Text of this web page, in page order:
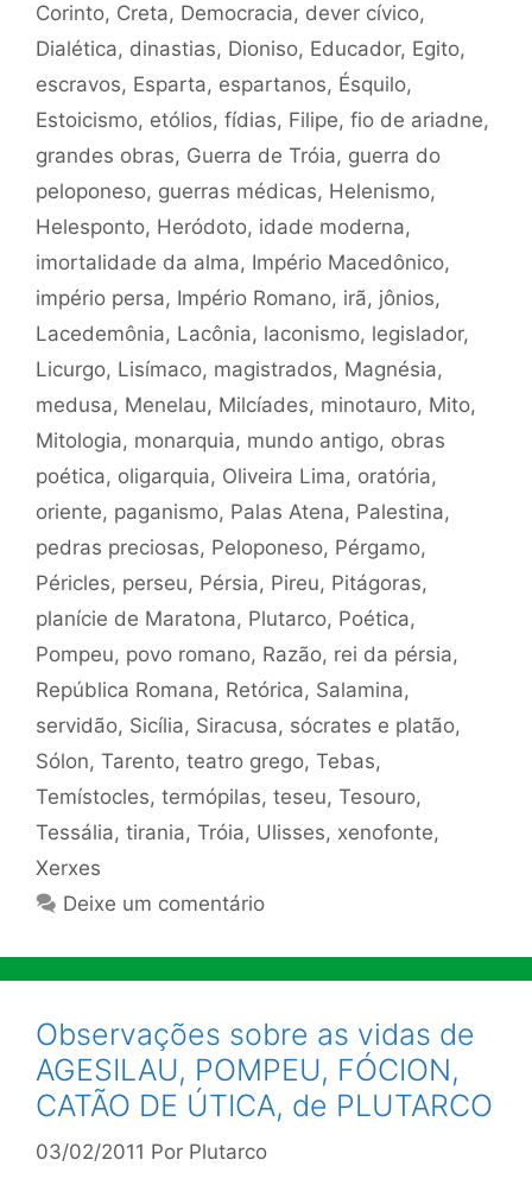
Corinto, Creta, Democracia, dever cívico,
Dialética, dinastias, Dioniso, Educador, Egito,
escravos, Esparta, espartanos, Ésquilo,
Estoicismo, etólios, fídias, Filipe, fio de ariadne,
grandes obras, Guerra de Tróia, guerra do
peloponeso, guerras médicas, Helenismo,
Helesponto, Heródoto, idade moderna,
imortalidade da alma, Império Macedônico,
império persa, Império Romano, irã, jônios,
Lacedemônia, Lacônia, laconismo, legislador,
Licurgo, Lisímaco, magistrados, Magnésia,
medusa, Menelau, Milcíades, minotauro, Mito,
Mitologia, monarquia, mundo antigo, obras
poética, oligarquia, Oliveira Lima, oratória,
oriente, paganismo, Palas Atena, Palestina,
pedras preciosas, Peloponeso, Pérgamo,
Péricles, perseu, Pérsia, Pireu, Pitágoras,
planície de Maratona, Plutarco, Poética,
Pompeu, povo romano, Razão, rei da pérsia,
República Romana, Retórica, Salamina,
servidão, Sicília, Siracusa, sócrates e platão,
Sólon, Tarento, teatro grego, Tebas,
Temístocles, termópilas, teseu, Tesouro,
Tessália, tirania, Tróia, Ulisses, xenofonte,
Xerxes
Deixe um comentário
Observações sobre as vidas de
AGESILAU, POMPEU, FÓCION,
CATÃO DE ÚTICA, de PLUTARCO
03/02/2011 Por Plutarco